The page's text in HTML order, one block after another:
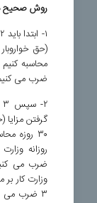
روش صحیح
ضرب می
گرفتن